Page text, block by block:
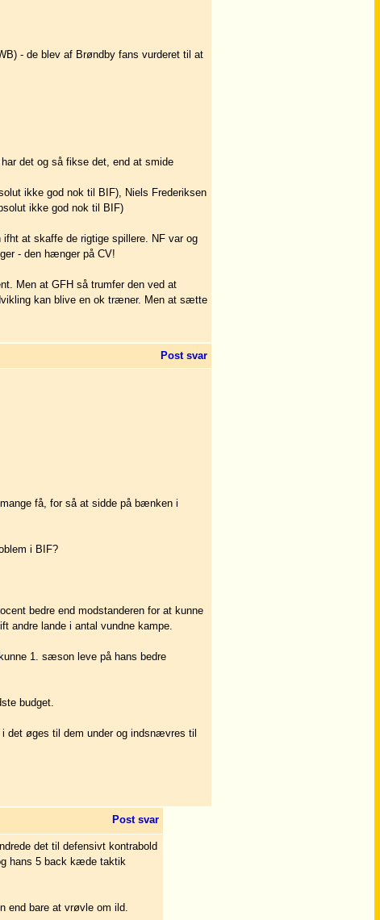
- de blev af Brøndby fans vurderet til at
det og så fikse det, end at smide
ikke god nok til BIF), Niels Frederiksen
ikke god nok til BIF)
at skaffe de rigtige spillere. NF var og
- den hænger på CV!
Men at GFH så trumfer den ved at
kan blive en ok træner. Men at sætte
Post svar
få, for så at sidde på bænken i
i BIF?
bedre end modstanderen for at kunne
andre lande i antal vundne kampe.
1. sæson leve på hans bedre
budget.
det øges til dem under og indsnævres til
Post svar
det til defensivt kontrabold
hans 5 back kæde taktik
end bare at vrøvle om ild.